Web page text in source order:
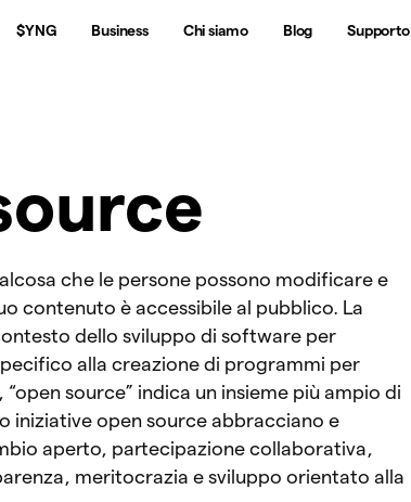
$YNG Business Chi siamo Blog Supporto
che le persone possono modificare e
contenuto è accessibile al pubblico. La
dello sviluppo di software per
alla creazione di programmi per
source” indica un insieme più ampio di
open source abbracciano e
aperto, partecipazione collaborativa,
meritocrazia e sviluppo orientato alla